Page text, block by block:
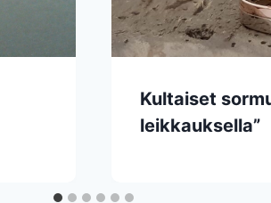
Kultaiset
leikkauksella”